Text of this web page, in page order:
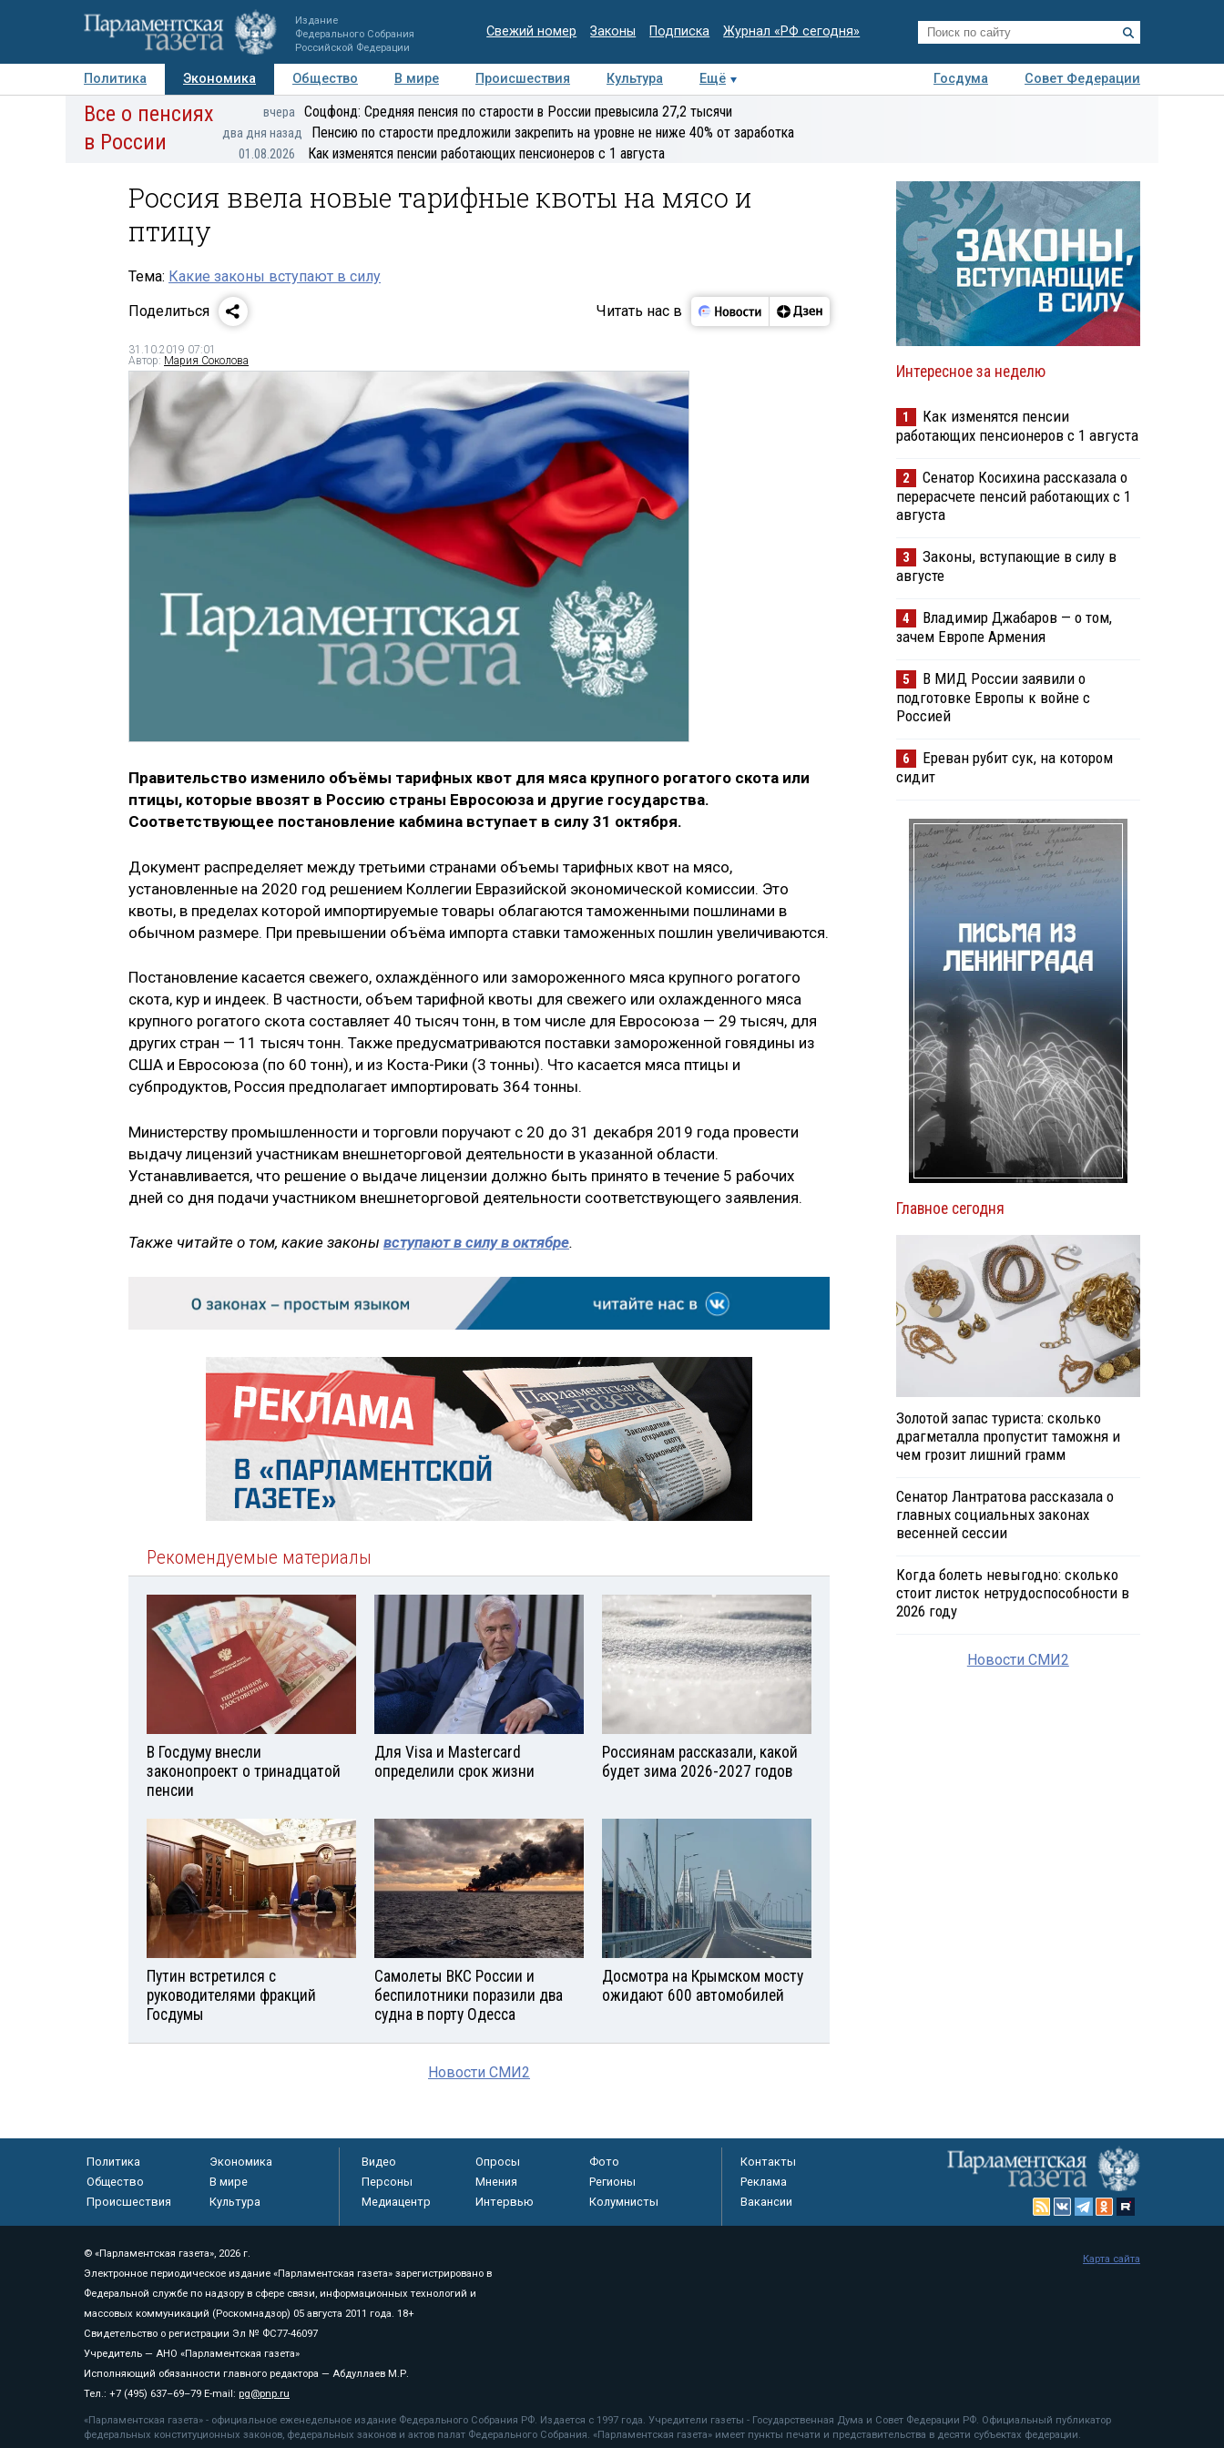
Издание
Федерального Собрания
Российской Федерации
Свежий номер Законы Подписка Журнал «РФ сегодня»
Политика Экономика Общество В мире Происшествия Культура Ещё Госдума
Совет Федерации
Авторы Персоны Мнения Регионы Медиацентр Интервью Колумнисты
экспертиза
Все о пенсиях
в России
вчера Соцфонд: Средняя пенсия по старости в России превысила 27,2 тысячи
два дня назад Пенсию по старости предложили закрепить на уровне не ниже 40% от заработка
01.08.2026 Как изменятся пенсии работающих пенсионеров с 1 августа
Россия ввела новые тарифные квоты на мясо и
птицу
Тема: Какие законы вступают в силу
Поделиться
Читать нас в
31.10.2019 07:01
Автор: Мария Соколова
Правительство изменило объёмы тарифных квот для мяса крупного рогатого скота или
птицы, которые ввозят в Россию страны Евросоюза и другие государства.
Соответствующее постановление кабмина вступает в силу 31 октября.
Документ распределяет между третьими странами объемы тарифных квот на мясо,
установленные на 2020 год решением Коллегии Евразийской экономической комиссии. Это
квоты, в пределах которой импортируемые товары облагаются таможенными пошлинами в
обычном размере. При превышении объёма импорта ставки таможенных пошлин увеличиваются.
Постановление касается свежего, охлаждённого или замороженного мяса крупного рогатого
скота, кур и индеек. В частности, объем тарифной квоты для свежего или охлажденного мяса
крупного рогатого скота составляет 40 тысяч тонн, в том числе для Евросоюза — 29 тысяч, для
других стран — 11 тысяч тонн. Также предусматриваются поставки замороженной говядины из
США и Евросоюза (по 60 тонн), и из Коста-Рики (3 тонны). Что касается мяса птицы и
субпродуктов, Россия предполагает импортировать 364 тонны.
Министерству промышленности и торговли поручают с 20 до 31 декабря 2019 года провести
выдачу лицензий участникам внешнеторговой деятельности в указанной области.
Устанавливается, что решение о выдаче лицензии должно быть принято в течение 5 рабочих
дней со дня подачи участником внешнеторговой деятельности соответствующего заявления.
Также читайте о том, какие законы вступают в силу в октябре.
Рекомендуемые материалы
В Госдуму внесли
законопроект о тринадцатой
пенсии
Для Visа и Mastercard
определили срок жизни
Россиянам рассказали, какой
будет зима 2026-2027 годов
Путин встретился с
руководителями фракций
Госдумы
Самолеты ВКС России и
беспилотники поразили два
судна в порту Одесса
Досмотра на Крымском мосту
ожидают 600 автомобилей
Новости СМИ2
Интересное за неделю
1
Как изменятся пенсии
работающих пенсионеров с 1 августа
2
Сенатор Косихина рассказала о
перерасчете пенсий работающих с 1
августа
3
Законы, вступающие в силу в
августе
4
Владимир Джабаров — о том,
зачем Европе Армения
5
В МИД России заявили о
подготовке Европы к войне с
Россией
6
Ереван рубит сук, на котором
сидит
Главное сегодня
Золотой запас туриста: сколько
драгметалла пропустит таможня и
чем грозит лишний грамм
Сенатор Лантратова рассказала о
главных социальных законах
весенней сессии
Когда болеть невыгодно: сколько
стоит листок нетрудоспособности в
2026 году
Новости СМИ2
Политика
Экономика
Общество
В мире
Происшествия
Культура
Видео Опросы
Фото
Персоны
Мнения
Регионы
Медиацентр
Интервью Колумнисты
Контакты
Реклама
Вакансии
© «Парламентская газета», 2026 г.
Электронное периодическое издание «Парламентская газета» зарегистрировано в
Федеральной службе по надзору в сфере связи, информационных технологий и
массовых коммуникаций (Роскомнадзор) 05 августа 2011 года. 18+
Свидетельство о регистрации Эл № ФС77-46097
Учредитель — АНО «Парламентская газета»
Исполняющий обязанности главного редактора — Абдуллаев М.Р.
Тел.: +7 (495) 637–69–79 E-mail: pg@pnp.ru
«Парламентская газета» - официальное еженедельное издание Федерального Собрания РФ. Издается с 1997 года. Учредители газеты - Государственная Дума и Совет Федерации РФ. Официальный публикатор
федеральных конституционных законов, федеральных законов и актов палат Федерального Собрания. «Парламентская газета» имеет пункты печати и представительства в десяти субъектах федерации.
Карта сайта